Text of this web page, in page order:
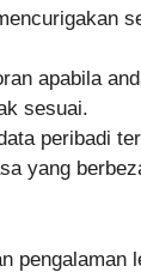
apabila
sesuai.
peribadi
yang
pengalaman